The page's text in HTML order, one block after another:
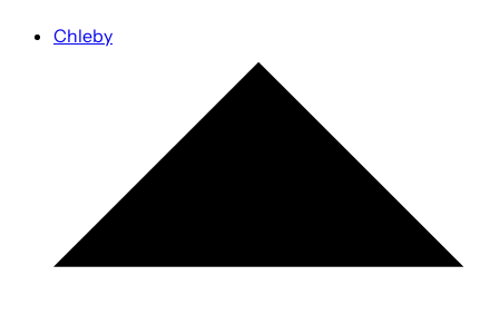
Chleby